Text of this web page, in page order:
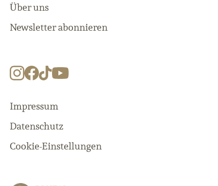
Über uns
Newsletter abonnieren
Impressum
Datenschutz
Cookie-Einstellungen